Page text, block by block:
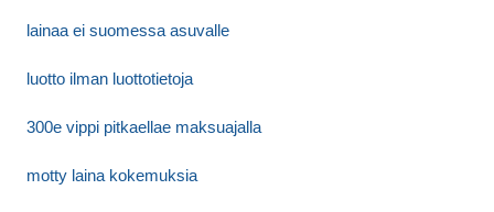
lainaa ei suomessa asuvalle
luotto ilman luottotietoja
300e vippi pitkaellae maksuajalla
motty laina kokemuksia